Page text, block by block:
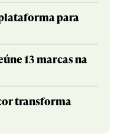
para
13 marcas na
transforma